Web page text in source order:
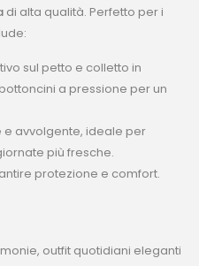
di alta qualità. Perfetto per i
sul petto e colletto in
a pressione per un
e avvolgente, ideale per
più fresche.
protezione e comfort.
outfit quotidiani eleganti